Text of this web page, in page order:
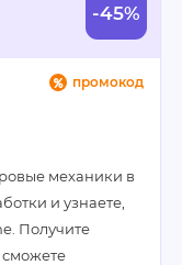
-45%
промокод
механики в
и узнаете,
Получите
сможете